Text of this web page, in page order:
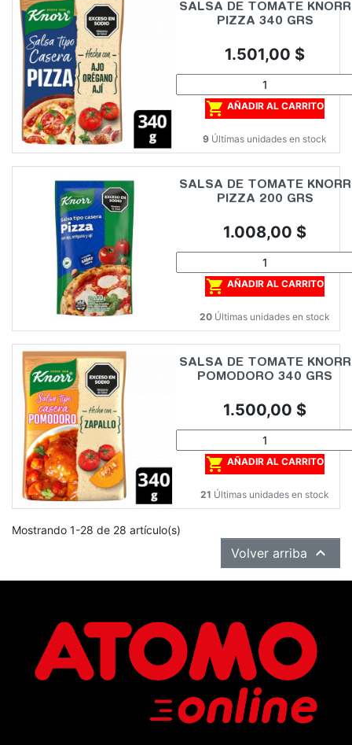
SALSA DE TOMATE KNORR
PIZZA 340 GRS
Precio
1.501,00 $
 AÑADIR AL CARRITO
9 Últimas unidades en stock
SALSA DE TOMATE KNORR
PIZZA 200 GRS
Precio
1.008,00 $
 AÑADIR AL CARRITO
20 Últimas unidades en stock
SALSA DE TOMATE KNORR
POMODORO 340 GRS
Precio
1.500,00 $
 AÑADIR AL CARRITO
21 Últimas unidades en stock
Mostrando 1-28 de 28 artículo(s)
Volver arriba 